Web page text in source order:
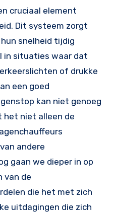
Dit systeem zorgt
snelheid tijdig
in situaties waar dat
of drukke
een goed
kan niet genoeg
het niet alleen de
andere
gaan we dieper in op
van de
die het met zich
uitdagingen die zich